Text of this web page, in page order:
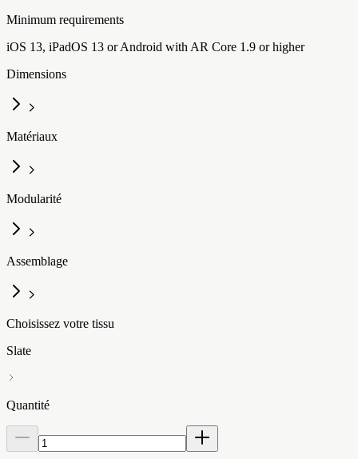
Minimum requirements
iOS 13, iPadOS 13 or Android with AR Core 1.9 or higher
Dimensions
Matériaux
Modularité
Assemblage
Choisissez votre tissu
Slate
Quantité